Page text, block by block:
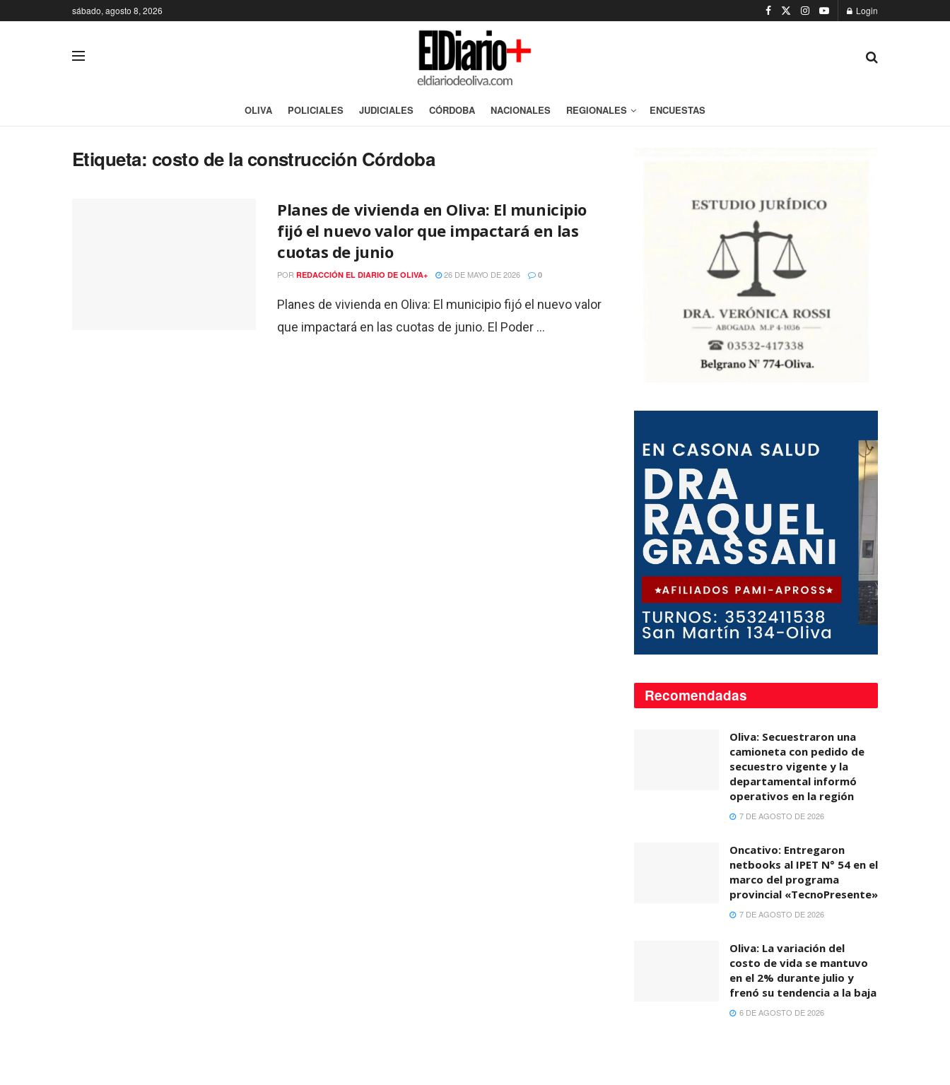
sábado, agosto 8, 2026 Login
OLIVA POLICIALES JUDICIALES CÓRDOBA NACIONALES REGIONALES ENCUESTAS
Etiqueta: costo de la construcción Córdoba
Planes de vivienda en Oliva: El municipio
fijó el nuevo valor que impactará en las
cuotas de junio
POR REDACCIÓN EL DIARIO DE OLIVA+ 26 DE MAYO DE 2026 0
Planes de vivienda en Oliva: El municipio fijó el nuevo valor
que impactará en las cuotas de junio. El Poder ...
Recomendadas
Oliva: Secuestraron una
camioneta con pedido de
secuestro vigente y la
departamental informó
operativos en la región
7 DE AGOSTO DE 2026
Oncativo: Entregaron
netbooks al IPET N° 54 en el
marco del programa
provincial «TecnoPresente»
7 DE AGOSTO DE 2026
Oliva: La variación del
costo de vida se mantuvo
en el 2% durante julio y
frenó su tendencia a la baja
6 DE AGOSTO DE 2026